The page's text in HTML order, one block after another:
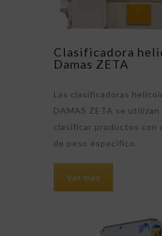
Clasificadora
Damas ZETA
Las clasificadoras
DAMAS ZETA se utilizan
clasificar productos con
de peso específico.
Ver más